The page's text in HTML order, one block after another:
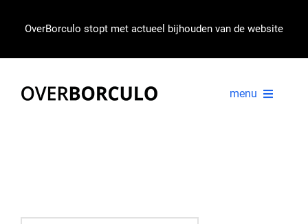
OverBorculo stopt met actueel bijhouden van de website
menu